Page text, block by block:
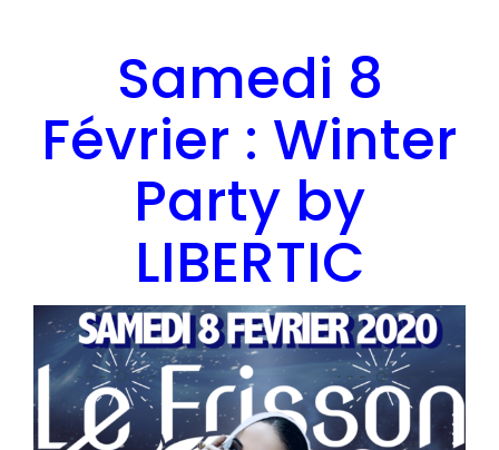
Samedi 8
Février : Winter
Party by
LIBERTIC